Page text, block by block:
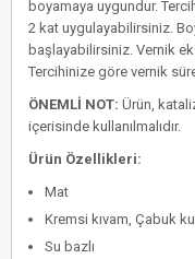
boyamaya uygundur.
2 kat uygulayabilirsiniz.
başlayabilirsiniz. Vernik
Tercihinize göre vernik
ÖNEMLİ NOT: Ürün,
içerisinde kullanılmalıdır.
Ürün Özellikleri:
Mat
Kremsi kıvam, Çabuk
Su bazlı